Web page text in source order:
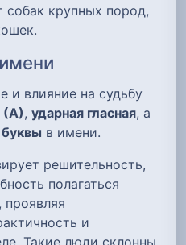
собак крупных пород,
и влияние на судьбу
(А), ударная гласная, а
в имени.
решительность,
полагаться
проявляя
и
Такие люди склонны